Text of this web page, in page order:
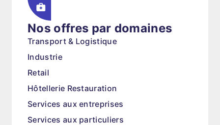
Nos offres par domaines
Transport & Logistique
Industrie
Retail
Hôtellerie Restauration
Services aux entreprises
Services aux particuliers